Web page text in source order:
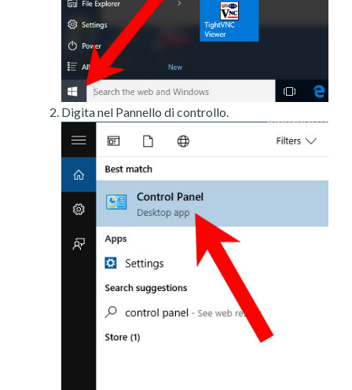
Digita nel Pannello di controllo.